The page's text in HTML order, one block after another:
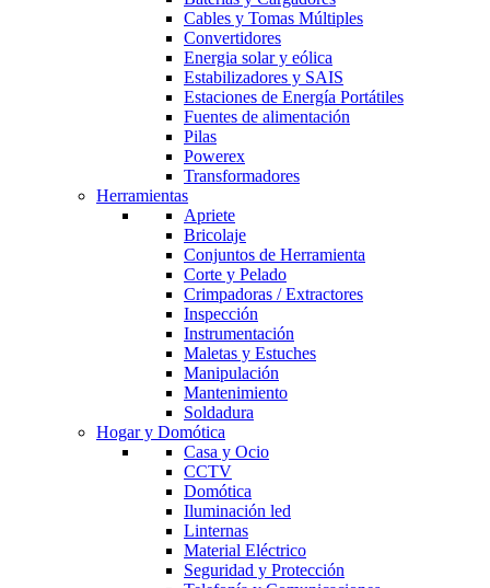
Cables y Tomas Múltiples
Convertidores
Energia solar y eólica
Estabilizadores y SAIS
Estaciones de Energía Portátiles
Fuentes de alimentación
Pilas
Powerex
Transformadores
Herramientas
Apriete
Bricolaje
Conjuntos de Herramienta
Corte y Pelado
Crimpadoras / Extractores
Inspección
Instrumentación
Maletas y Estuches
Manipulación
Mantenimiento
Soldadura
Hogar y Domótica
Casa y Ocio
CCTV
Domótica
Iluminación led
Linternas
Material Eléctrico
Seguridad y Protección